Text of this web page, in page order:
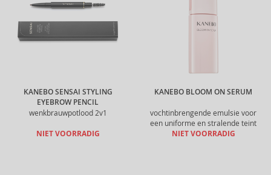
KANEBO SENSAI STYLING
EYEBROW PENCIL
wenkbrauwpotlood 2v1
NIET VOORRADIG
KANEBO BLOOM ON SERUM
vochtinbrengende emulsie voor
een uniforme en stralende teint
NIET VOORRADIG